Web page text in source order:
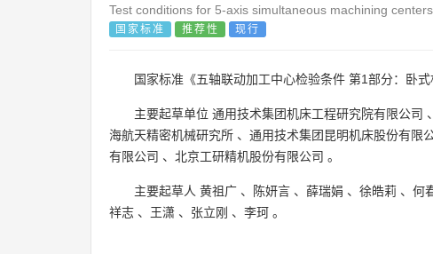
Test conditions for 5-axis simultaneous machining
国家标准 推荐性 现行
国家标准《五轴联动加工中心检验条件 第1部分：卧
主要起草单位 通用技术集团机床工程研究院有限公司 、
海航天精密机械研究所 、 通用技术集团昆明机床股份有限
有限公司 、 北京工研精机股份有限公司 。
主要起草人 黄祖广 、 陈妍言 、 薛瑞娟 、 徐皓莉 、 何
祥志 、 王潇 、 张立刚 、 李珂 。